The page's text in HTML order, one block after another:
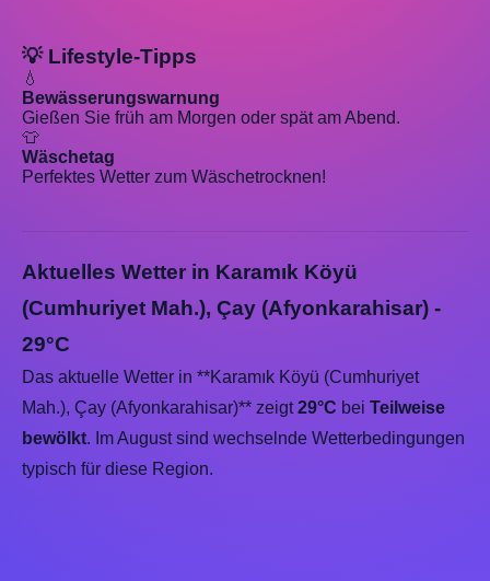
💡 Lifestyle-Tipps
💧
Bewässerungswarnung
Gießen Sie früh am Morgen oder spät am Abend.
👕
Wäschetag
Perfektes Wetter zum Wäschetrocknen!
Aktuelles Wetter in Karamık Köyü
(Cumhuriyet Mah.), Çay (Afyonkarahisar) -
29°C
Das aktuelle Wetter in **Karamık Köyü (Cumhuriyet
Mah.), Çay (Afyonkarahisar)** zeigt29°C bei Teilweise
bewölkt. Im August sind wechselnde Wetterbedingungen
typisch für diese Region.